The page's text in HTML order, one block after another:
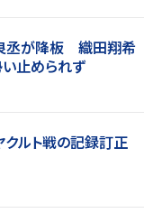
丞が降板 織田翔希
止められず
クルト戦の記録訂正